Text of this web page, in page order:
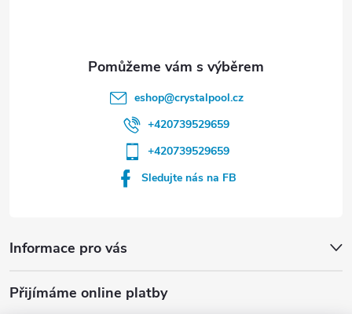
Informace pro vás
Přijímáme online platby
eshop@crystalpool.cz
+420739529659
+420739529659
Sledujte nás na FB